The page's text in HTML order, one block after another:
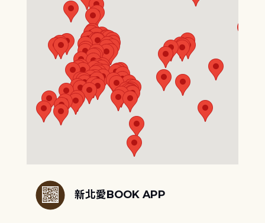
新北愛BOOK APP